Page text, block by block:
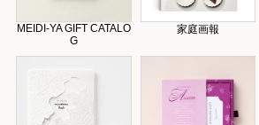
MEIDI-YA GIFT CATALO
G
家庭画報